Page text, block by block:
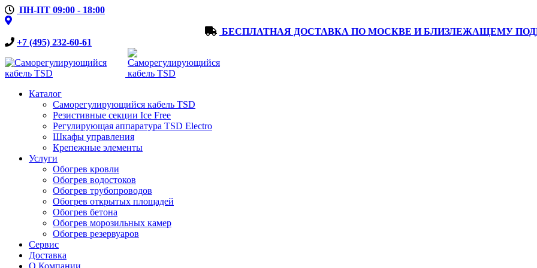
ПН-ПТ 09:00 - 18:00
БЕСПЛАТНАЯ ДОСТАВКА ПО МОСКВЕ И БЛИЗЛЕЖАЩЕМУ
+7 (495) 232-60-61
Каталог
Саморегулирующийся кабель TSD
Резистивные секции Ice Free
Регулирующая аппаратура TSD Electro
Шкафы управления
Крепежные элементы
Услуги
Обогрев кровли
Обогрев водостоков
Обогрев трубопроводов
Обогрев открытых площадей
Обогрев бетона
Обогрев морозильных камер
Обогрев резервуаров
Сервис
Доставка
О Компании